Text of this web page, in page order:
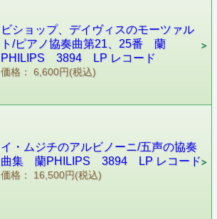
ビショップ、デイヴィスのモーツァル
ト/ピアノ協奏曲第21、25番 蘭
PHILIPS 3894 LP レコード
価格： 6,600円(税込)
イ・ムジチのアルビノーニ/五声の協奏
曲集 蘭PHILIPS 3894 LP レコード
価格： 16,500円(税込)